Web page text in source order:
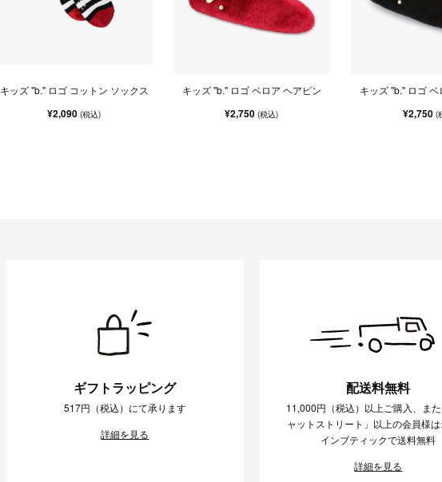
キッズ "b." ロゴ コットン ソックス
¥2,090(税込)
キッズ "b." ロゴ ベロア ヘアピン
¥2,750(税込)
キッズ "b." ロゴ
¥2,750 (
ギフトラッピング
517円（税込）にて承ります
詳細を見る
配送料無料
11,000円（税込）以上ご購入、ま
ャットストリート」以上の会員様は
インブティックで送料無料
詳細を見る